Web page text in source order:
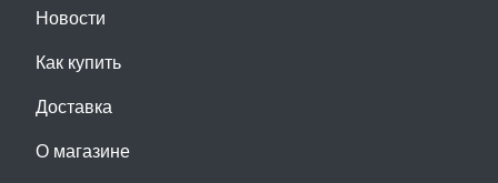
Новости
Как купить
Доставка
О магазине